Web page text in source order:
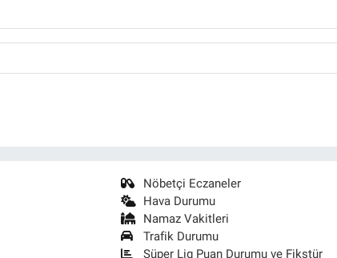
Nöbetçi Eczaneler
Hava Durumu
Namaz Vakitleri
Trafik Durumu
Süper Lig Puan Durumu ve Fikstür